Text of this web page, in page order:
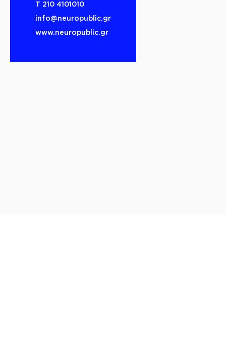
Τ 210 4101010
info@neuropublic.gr
www.neuropublic.gr